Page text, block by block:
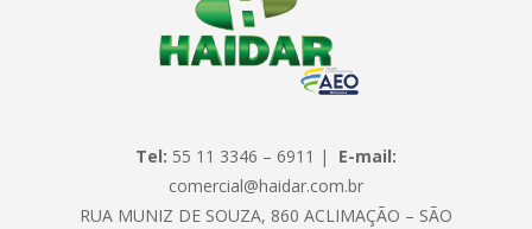
Tel: 55 11 3346 – 6911 | E-mail:
comercial@haidar.com.br
RUA MUNIZ DE SOUZA, 860 ACLIMAÇÃO – SÃO